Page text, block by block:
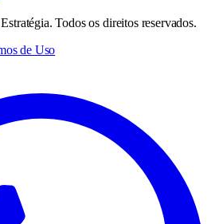
Todos os direitos reservados.
de Uso